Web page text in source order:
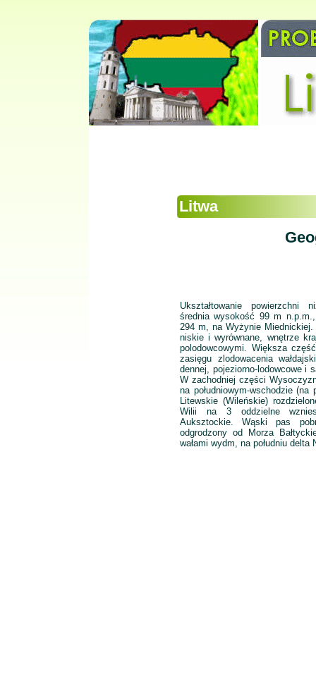
Litwa
Ukształtowanie powierzchni
średnia wysokość 99 m
294 m, na Wyżynie
niskie i wyrównane, wnętrze
polodowcowymi. Większa
zasięgu zlodowacenia
dennej, pojeziorno-lodowcowe i
W zachodniej części
na południowym-wschodzie (na
Litewskie (Wileńskie)
Wilii na 3 oddzielne
Auksztockie. Wąski pas
odgrodzony od Morza
wałami wydm, na południu delta